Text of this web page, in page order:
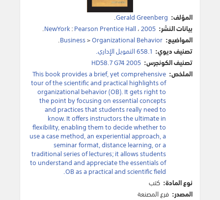
المؤلف: Gerald Greenberg
.
بيانات النشر:
NewYork:Pearson Prentice Hall،2005
.
المواضيع:
Business>Organizational Behavior
.
تصنيف ديوي: 658.1 التمويل الإداري.
تصنيف الكونجرس: HD58.7 G74 2005
الملخص: This book provides a brief, yet comprehensive
tour of the scientific and practical highlights of
organizational behavior (OB). It gets right to
the point by focusing on essential concepts
and practices that students really need to
know. It offers instructors the ultimate in
flexibility, enabling them to decide whether to
use a case method, an experiential approach, a
seminar format, distance learning, or a
traditional series of lectures; it allows students
to understand and appreciate the essentials of
OB as a practical and scientific field.
نوع المادة: كتب
المصدر: فرع المصنعة